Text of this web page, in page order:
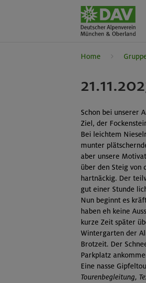
Home
Schon bei unserer
Ziel, der
Bei leichtem
munter
aber unsere
über den Steig von
hartnäckig. Der
gut einer Stunde
Nun beginnt es
haben eh keine
kurze Zeit später
Wintergarten der
Brotzeit. Der
Parkplatz
Eine nasse
Tourenbegleitung,